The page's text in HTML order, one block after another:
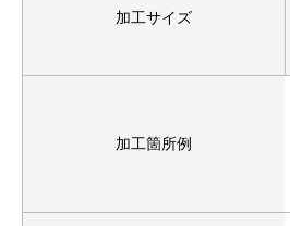
加工サイズ
加工箇所例